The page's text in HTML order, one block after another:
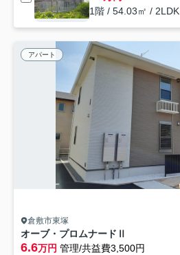
1階 / 54.03㎡ / 2LDK
アパート
倉敷市東塚
オーブ・プロムナードⅡ
6.6万円 管理/共益費3,500円